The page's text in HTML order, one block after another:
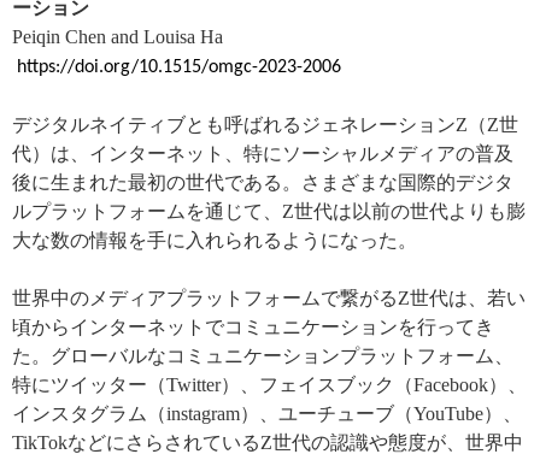
ーション
Peiqin Chen and Louisa Ha
https://doi.org/10.1515/omgc-2023-2006
デジタルネイティブとも呼ばれるジェネレーションZ （Z世
代）は、インターネット、特にソーシャルメディアの普及
後に生まれた最初の世代である。さまざまな国際的デジタ
ルプラットフォームを通じて、 Z世代は以前の世代よりも膨
大な数の情報を手に入れられるようになった。
世界中のメディアプラットフォームで繋がるZ世代は、若い
頃からインターネットでコミュニケーションを行ってき
た。グローバルなコミュニケーションプラットフォーム、
特にツイッター（Twitter）、フェイスブック（Facebook）、
インスタグラム（instagram）、ユーチューブ（YouTube）、
TikTokなどにさらされているZ世代の認識や態度が、世界中